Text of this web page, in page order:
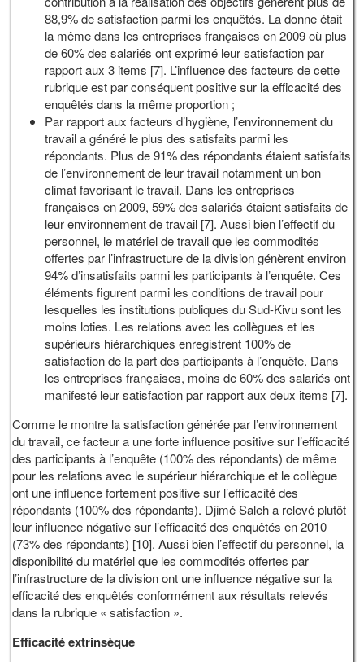
88,9% de satisfaction parmi les enquêtés. La donne était
la même dans les entreprises françaises en 2009 où plus
de 60% des salariés ont exprimé leur satisfaction par
rapport aux 3 items [7]. L’influence des facteurs de cette
rubrique est par conséquent positive sur la efficacité des
enquêtés dans la même proportion ;
Par rapport aux facteurs d’hygiène, l’environnement du
travail a généré le plus des satisfaits parmi les
répondants. Plus de 91% des répondants étaient satisfaits
de l’environnement de leur travail notamment un bon
climat favorisant le travail. Dans les entreprises
françaises en 2009, 59% des salariés étaient satisfaits de
leur environnement de travail [7]. Aussi bien l’effectif du
personnel, le matériel de travail que les commodités
offertes par l’infrastructure de la division génèrent environ
94% d’insatisfaits parmi les participants à l’enquête. Ces
éléments figurent parmi les conditions de travail pour
lesquelles les institutions publiques du Sud-Kivu sont les
moins loties. Les relations avec les collègues et les
supérieurs hiérarchiques enregistrent 100% de
satisfaction de la part des participants à l’enquête. Dans
les entreprises françaises, moins de 60% des salariés ont
manifesté leur satisfaction par rapport aux deux items [7].
Comme le montre la satisfaction générée par l’environnement
du travail, ce facteur a une forte influence positive sur l’efficacité
des participants à l’enquête (100% des répondants) de même
pour les relations avec le supérieur hiérarchique et le collègue
ont une influence fortement positive sur l’efficacité des
répondants (100% des répondants). Djimé Saleh a relevé plutôt
leur influence négative sur l’efficacité des enquêtés en 2010
(73% des répondants) [10]. Aussi bien l’effectif du personnel, la
disponibilité du matériel que les commodités offertes par
l’infrastructure de la division ont une influence négative sur la
efficacité des enquêtés conformément aux résultats relevés
dans la rubrique « satisfaction ».
Efficacité extrinsèque